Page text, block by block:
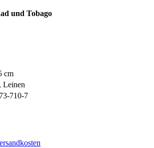
und Tobago
cm
Leinen
710-7